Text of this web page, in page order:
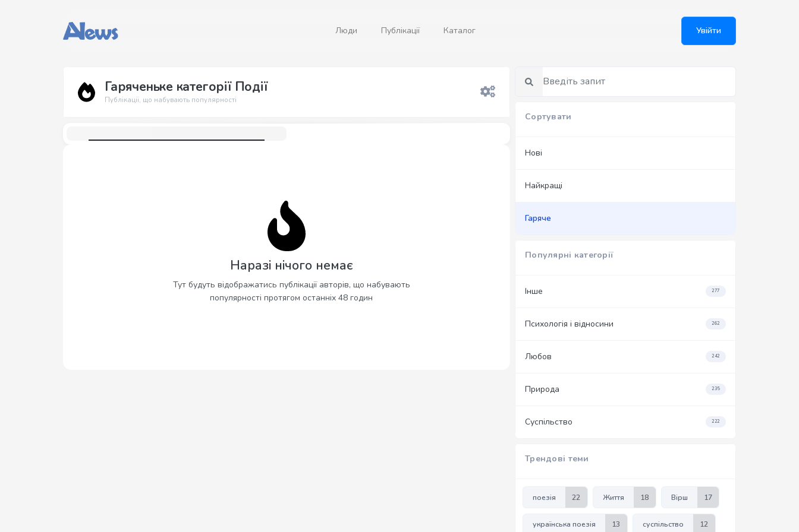
Люди Публікації Каталог Увійти
Гаряченьке категорії Події
Публікації, що набувають популярності
Наразі нічого немає
Тут будуть відображатись публікації авторів, що набувають
популярності протягом останніх 48 годин
Сортувати
Нові
Найкращі
Гаряче
Популярні категорії
Інше 277
Психологія і відносини 262
Любов 242
Природа 235
Суспільство 222
Трендові теми
поезія 22 Життя 18 Вірш 17
українська поезія 13 суспільство 12